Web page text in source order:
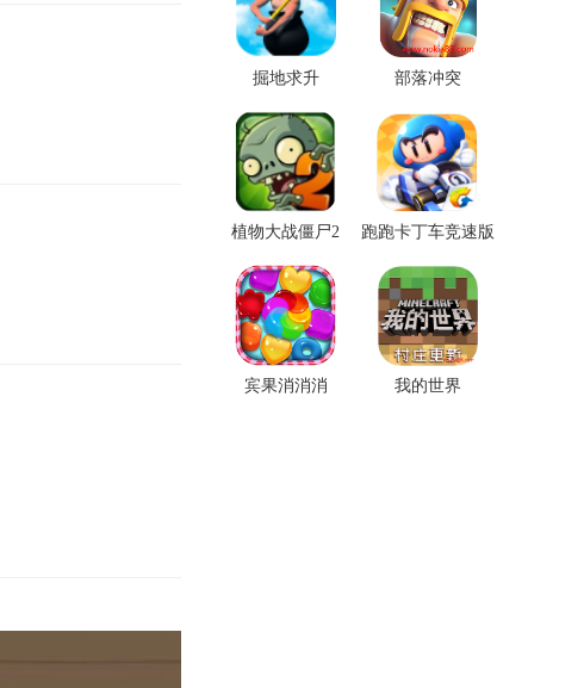
掘地求升 部落冲突
植物大战僵尸2 跑跑卡丁车竞速版
宾果消消消 我的世界